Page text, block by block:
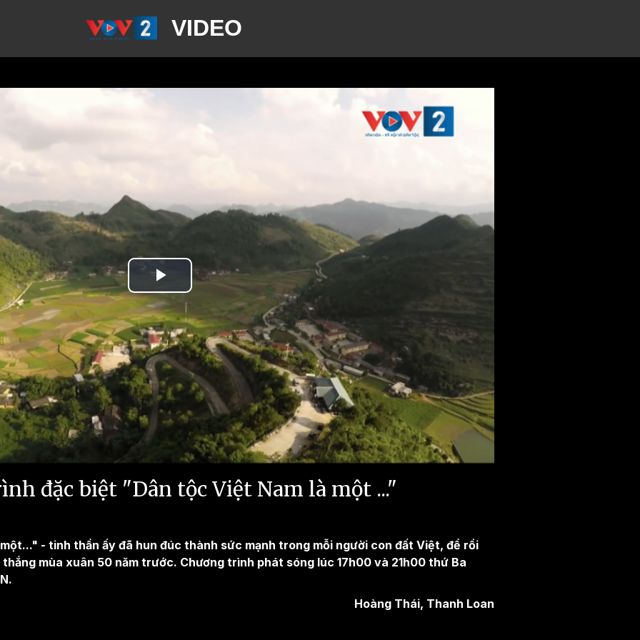
VIDEO
Play
Video
đặc biệt "Dân tộc Việt Nam là một ..."
- tinh thần ấy đã hun đúc thành sức mạnh trong mỗi người con đất Việt, để rồi
mùa xuân 50 năm trước. Chương trình phát sóng lúc 17h00 và 21h00 thứ Ba
Hoàng Thái, Thanh Loan